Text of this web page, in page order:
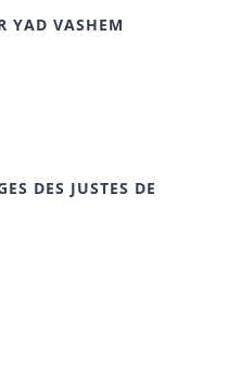
YAD VASHEM
DES JUSTES DE